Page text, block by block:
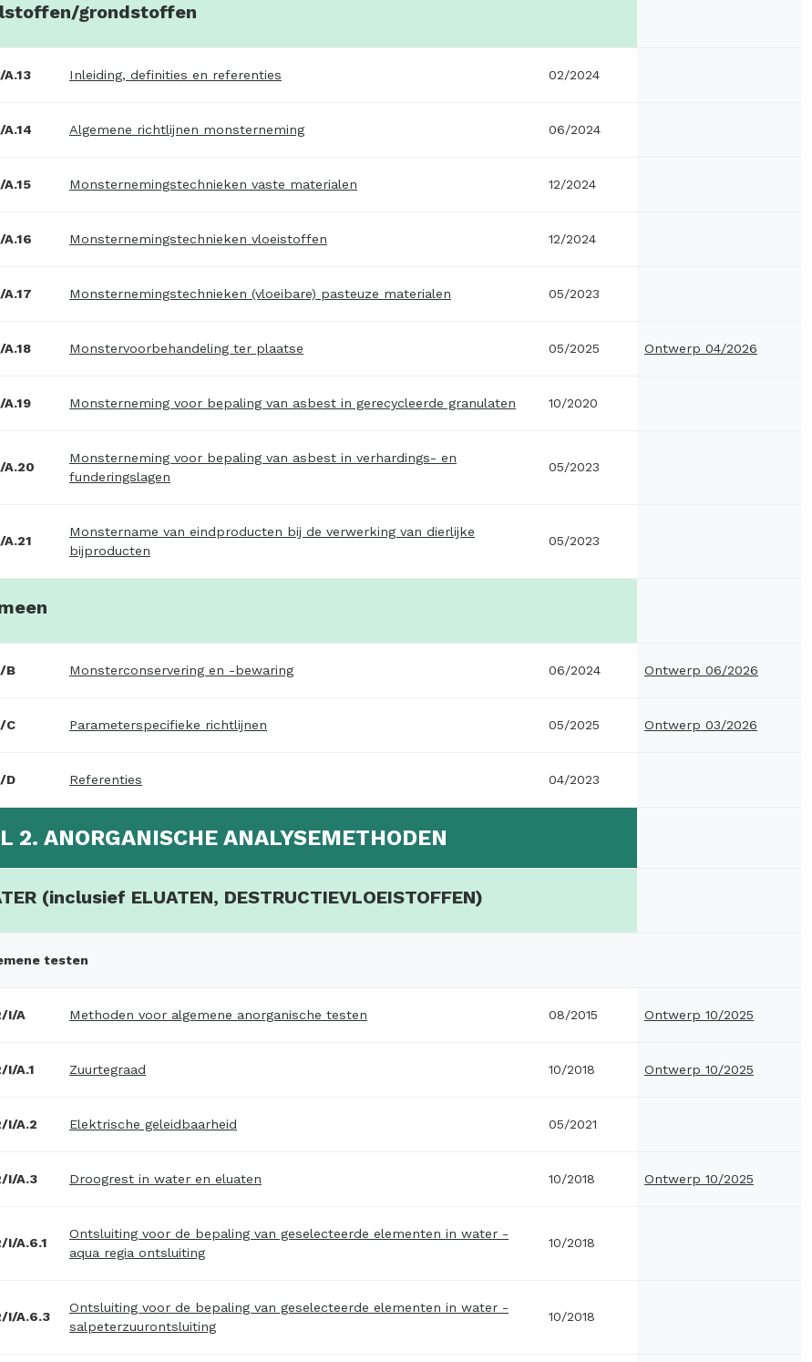
grondstoffen
A.13 Inleiding, definities en referenties 02/2024
A.14 Algemene richtlijnen monsterneming 06/2024
A.15 Monsternemingstechnieken vaste materialen 12/2024
A.16 Monsternemingstechnieken vloeistoffen 12/2024
A.17 Monsternemingstechnieken (vloeibare) pasteuze materialen 05/2023
A.18 Monstervoorbehandeling ter plaatse 05/2025 Ontwerp 04/2026
A.19 Monsterneming voor bepaling van asbest in gerecycleerde granulaten 10/2020
A.20
Monsterneming voor bepaling van asbest in verhardings- en
funderingslagen
05/2023
A.21
Monstername van eindproducten bij de verwerking van dierlijke
bijproducten
05/2023
B Monsterconservering en -bewaring 06/2024 Ontwerp 06/2026
C Parameterspecifieke richtlijnen 05/2025 Ontwerp 03/2026
D Referenties 04/2023
2. ANORGANISCHE ANALYSEMETHODEN
(inclusief ELUATEN, DESTRUCTIEVLOEISTOFFEN)
testen
I/A Methoden voor algemene anorganische testen 08/2015 Ontwerp 10/2025
I/A.1 Zuurtegraad 10/2018 Ontwerp 10/2025
I/A.2 Elektrische geleidbaarheid 05/2021
I/A.3 Droogrest in water en eluaten 10/2018 Ontwerp 10/2025
I/A.6.1
Ontsluiting voor de bepaling van geselecteerde elementen in water -
aqua regia ontsluiting
10/2018
I/A.6.3
Ontsluiting voor de bepaling van geselecteerde elementen in water -
salpeterzuurontsluiting
10/2018